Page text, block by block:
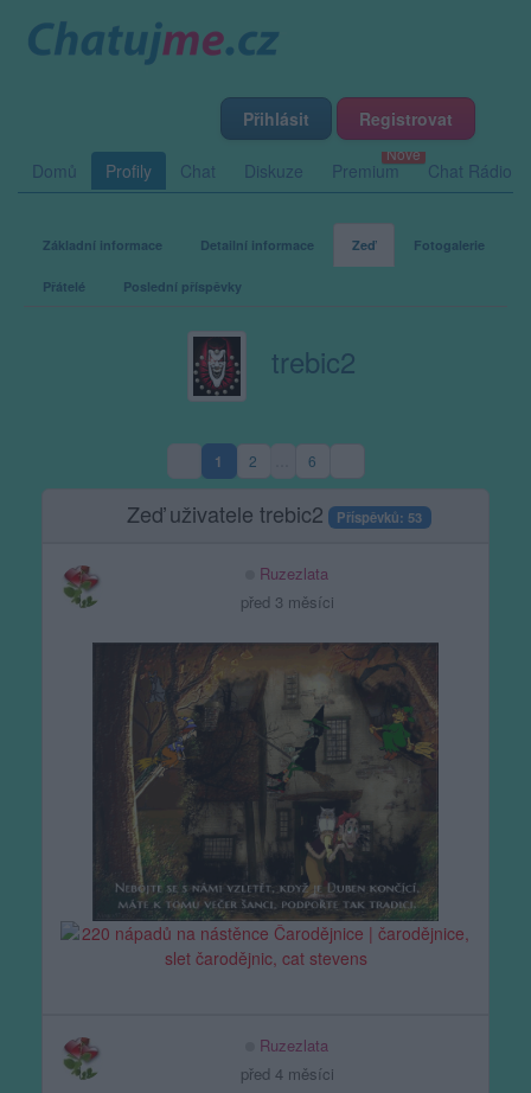
Přihlásit Registrovat
Domů Profily Chat Diskuze Premium Chat Rádio
Základní informace Detailní informace Zeď Fotogalerie
Přátelé Poslední příspěvky
trebic2
1(aktuální strana)
2 6
Zeď uživatele trebic2 Příspěvků: 53
Ruzezlata
před 3 měsíci
Ruzezlata
před 4 měsíci